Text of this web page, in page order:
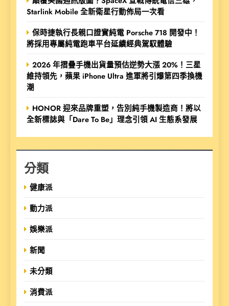
Starlink Mobile 全新衛星行動佈局一次看
保時捷執行長親口證實純電 Porsche 718 開發中！
將採用專屬純電跑車平台延續經典駕馭體驗
2026 年摺疊手機出貨量預估逆勢大漲 20%！三星
維持領先，蘋果 iPhone Ultra 進軍將引爆第四季換機
潮
HONOR 迎來品牌重塑，告別純手機製造商！將以
全新標誌與「Dare To Be」理念引領 AI 生態系發展
分類
健康派
動力派
娛樂派
新聞
未分類
消費派